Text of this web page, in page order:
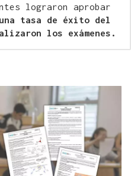
lograron aprobar
una tasa de éxito del
los exámenes.